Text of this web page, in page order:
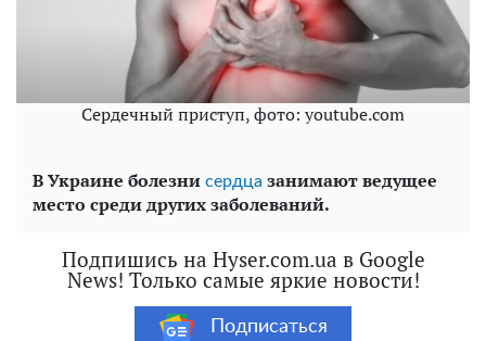
Сердечный приступ, фото: youtube.com
В Украине болезни сердца занимают ведущее
место среди других заболеваний.
Подпишись на Hyser.com.ua в Google
News! Только самые яркие новости!
Подписаться